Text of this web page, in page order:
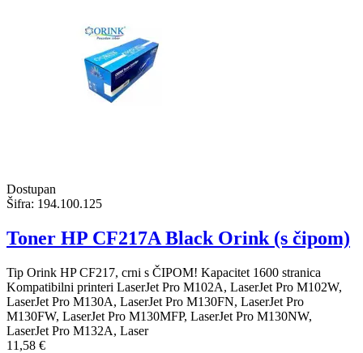
Dostupan
Šifra: 194.100.125
Toner HP CF217A Black Orink (s čipom)
Tip Orink HP CF217, crni s ČIPOM! Kapacitet 1600 stranica
Kompatibilni printeri LaserJet Pro M102A, LaserJet Pro M102W,
LaserJet Pro M130A, LaserJet Pro M130FN, LaserJet Pro
M130FW, LaserJet Pro M130MFP, LaserJet Pro M130NW,
LaserJet Pro M132A, Laser
11,58 €